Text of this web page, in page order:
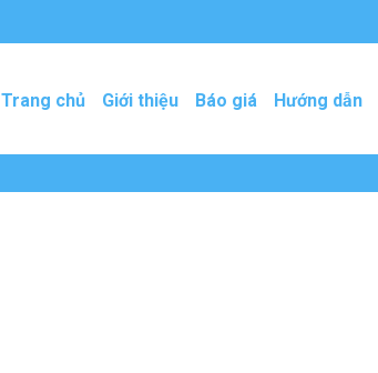
Trang chủ Giới thiệu Báo giá Hướng dẫn